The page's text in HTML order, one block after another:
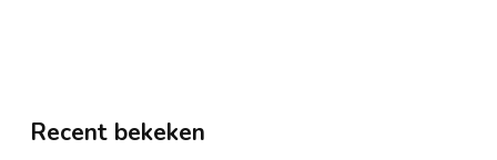
Recent bekeken